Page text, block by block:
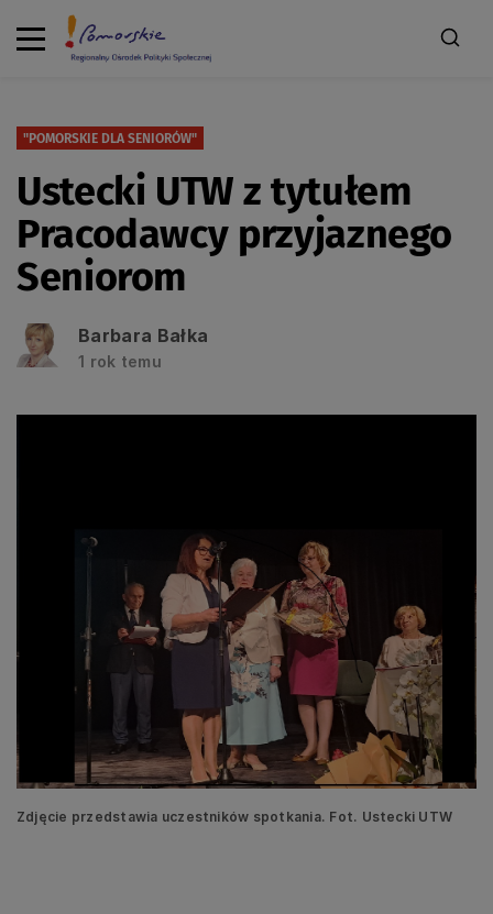
"POMORSKIE DLA SENIORÓW"
Ustecki UTW z tytułem
Pracodawcy przyjaznego
Seniorom
Barbara Bałka
1 rok temu
Zdjęcie przedstawia uczestników spotkania. Fot. Ustecki UTW